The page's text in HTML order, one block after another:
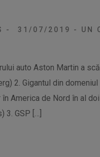
- 31/07/2019 - UN
auto Aston Martin a
2. Gigantul din
America de Nord în al
3. GSP […]